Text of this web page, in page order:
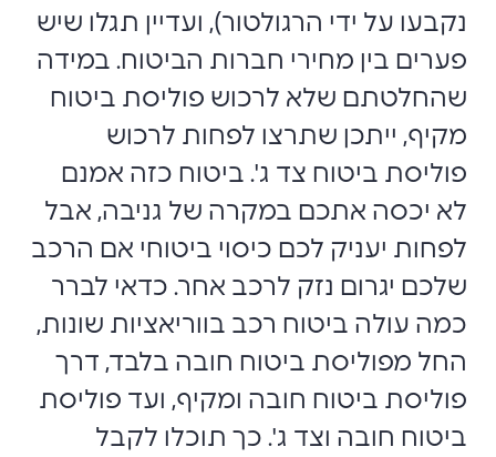
נקבעו על ידי הרגולטור), ועדיין תגלו שיש
פערים בין מחירי חברות הביטוח. במידה
שהחלטתם שלא לרכוש פוליסת ביטוח
מקיף, ייתכן שתרצו לפחות לרכוש
פוליסת ביטוח צד ג'. ביטוח כזה אמנם
לא יכסה אתכם במקרה של גניבה, אבל
לפחות יעניק לכם כיסוי ביטוחי אם הרכב
שלכם יגרום נזק לרכב אחר. כדאי לברר
כמה עולה ביטוח רכב בווריאציות שונות,
החל מפוליסת ביטוח חובה בלבד, דרך
פוליסת ביטוח חובה ומקיף, ועד פוליסת
ביטוח חובה וצד ג'. כך תוכלו לקבל